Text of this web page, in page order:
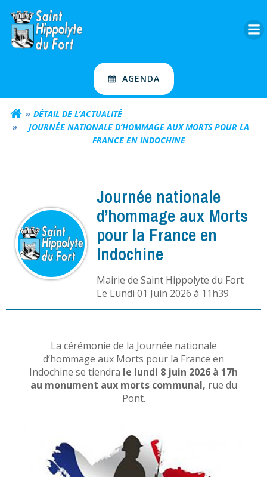
contenu
AGENDA
DÉTAIL DE L’ACTUALITÉ
JOURNÉE NATIONALE D’HOMMAGE AUX MORTS POUR LA
FRANCE EN INDOCHINE
Journée nationale
d’hommage aux Morts
pour la France en
Indochine
Mairie de Saint Hippolyte du Fort
Le Lundi 01 Juin 2026 à 11h39
La cérémonie de la Journée nationale
d’hommage aux Morts pour la France en
Indochine se tiendra le lundi 8 juin 2026 à 17h
au monument aux morts communal, rue du
Pont.